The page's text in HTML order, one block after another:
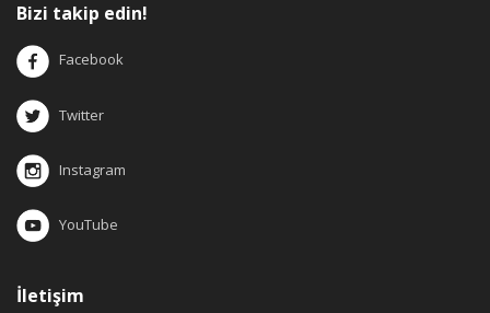
Bizi takip edin!
Facebook
Twitter
Instagram
YouTube
İletişim